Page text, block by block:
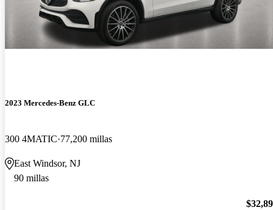
2023 Mercedes-Benz GLC
300 4MATIC 77,200 millas
East Windsor, NJ
90 millas